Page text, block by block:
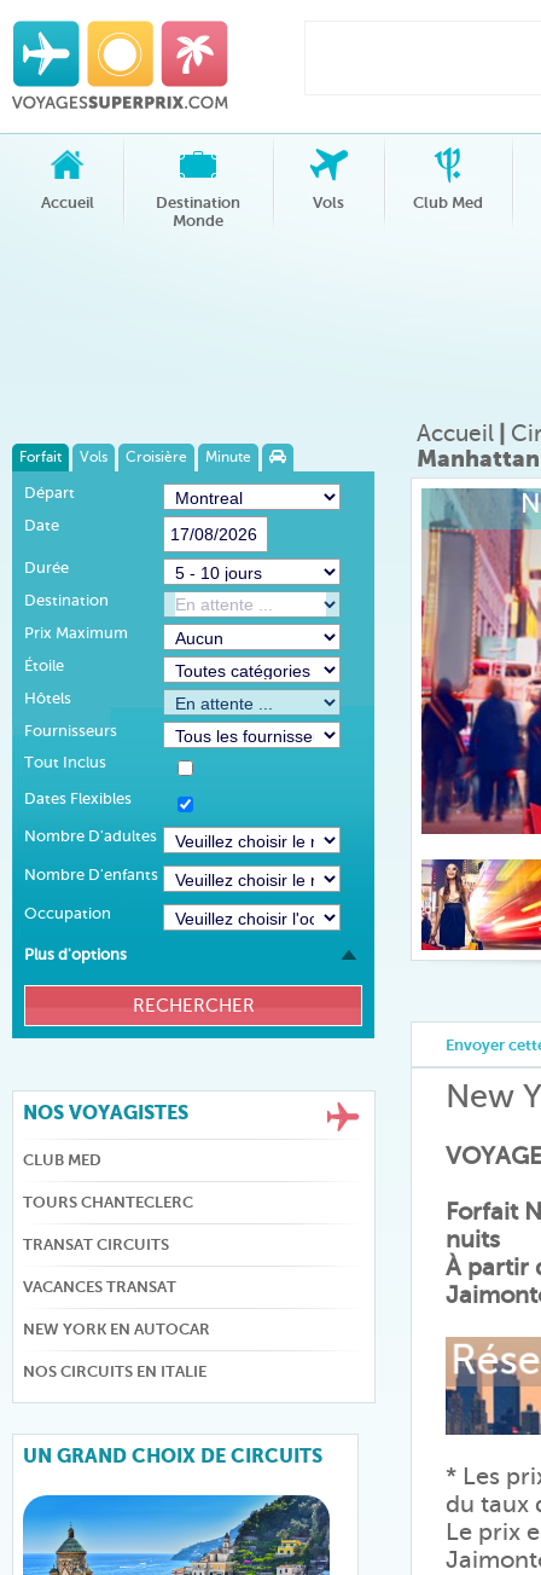
Accueil
Destination
Monde
Vols Club Med
Forfait Vols Croisière Minute
Départ
Date
Durée
Destination
Prix Maximum
Étoile
Hôtels
Fournisseurs
Tout Inclus
Dates Flexibles
Nombre D'adultes
Nombre D'enfants
Occupation
Plus d'options
NOS VOYAGISTES
CLUB MED
TOURS CHANTECLERC
TRANSAT CIRCUITS
VACANCES TRANSAT
NEW YORK EN AUTOCAR
NOS CIRCUITS EN ITALIE
UN GRAND CHOIX DE CIRCUITS
Accueil
Manhattan
Envoyer
New
Forfait
nuits
À partir
* Les
du taux
Le prix